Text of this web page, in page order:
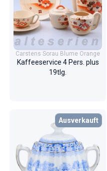
Carstens Sorau Blume Orange
Kaffeeservice 4 Pers. plus
19tlg.
Ausverkauft